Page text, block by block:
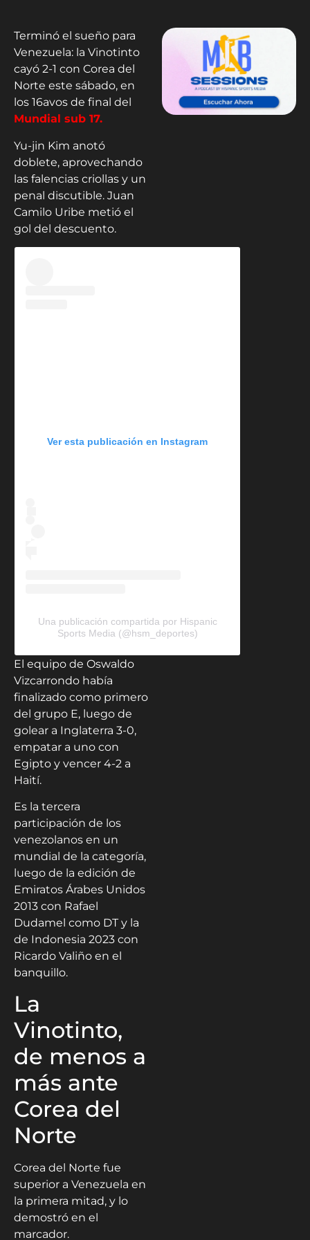
Terminó el sueño para
Venezuela: la Vinotinto
cayó 2-1 con Corea del
Norte este sábado, en
los 16avos de final del
Mundial sub 17.
Yu-jin Kim anotó
doblete, aprovechando
las falencias criollas y un
penal discutible. Juan
Camilo Uribe metió el
gol del descuento.
Ver esta publicación en Instagram
Una publicación compartida por Hispanic
Sports Media (@hsm_deportes)
El equipo de Oswaldo
Vizcarrondo había
finalizado como primero
del grupo E, luego de
golear a Inglaterra 3-0,
empatar a uno con
Egipto y vencer 4-2 a
Haití.
Es la tercera
participación de los
venezolanos en un
mundial de la categoría,
luego de la edición de
Emiratos Árabes Unidos
2013 con Rafael
Dudamel como DT y la
de Indonesia 2023 con
Ricardo Valiño en el
banquillo.
La
Vinotinto,
de menos a
más ante
Corea del
Norte
Corea del Norte fue
superior a Venezuela en
la primera mitad, y lo
demostró en el
marcador.